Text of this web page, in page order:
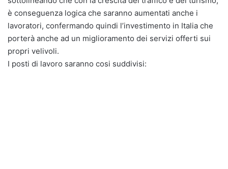
è conseguenza logica che saranno aumentati anche i
lavoratori, confermando quindi l’investimento in Italia che
porterà anche ad un miglioramento dei servizi offerti sui
propri velivoli.
I posti di lavoro saranno cosi suddivisi: